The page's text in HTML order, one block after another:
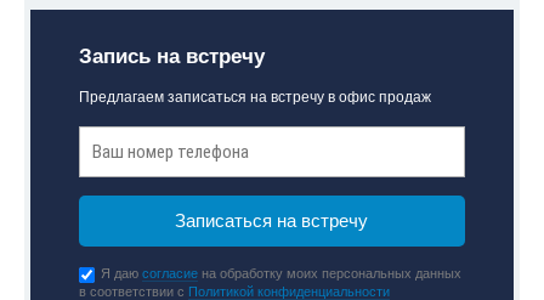
Запись на встречу
Предлагаем записаться на встречу в офис продаж
Я даюсогласие на обработку моих персональных данных
в соответствии с Политикой конфиденциальности